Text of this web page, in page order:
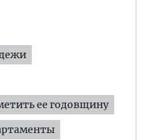
ее годовщину